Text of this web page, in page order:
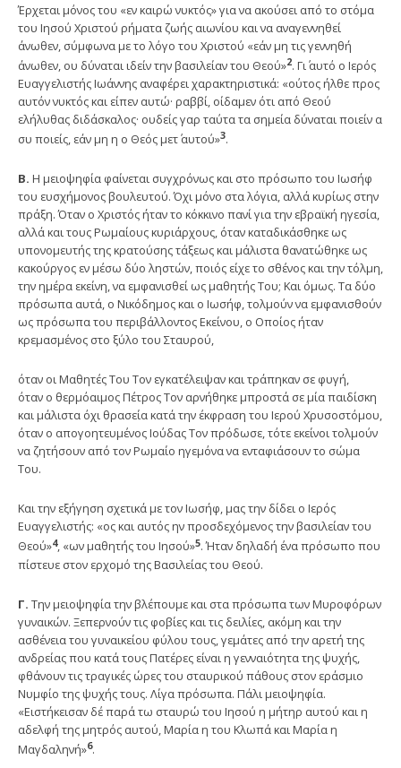
Έρχεται μόνος του «εν καιρώ νυκτός» για να ακούσει από το στόμα
του Ιησού Χριστού ρήματα ζωής αιωνίου και να αναγεννηθεί
άνωθεν, σύμφωνα με το λόγο του Χριστού «εάν μη τις γεννηθή
άνωθεν, ου δύναται ιδείν την βασιλείαν του Θεού»2. Γι΄ αυτό ο Ιερός
Ευαγγελιστής Ιωάννης αναφέρει χαρακτηριστικά: «ούτος ήλθε προς
αυτόν νυκτός και είπεν αυτώ· ραββί, οίδαμεν ότι από Θεού
ελήλυθας διδάσκαλος· ουδείς γαρ ταύτα τα σημεία δύναται ποιείν α
συ ποιείς, εάν μη η ο Θεός μετ΄ αυτού»3.
Β. Η μειοψηφία φαίνεται συγχρόνως και στο πρόσωπο του Ιωσήφ
του ευσχήμονος βουλευτού. Όχι μόνο στα λόγια, αλλά κυρίως στην
πράξη. Όταν ο Χριστός ήταν το κόκκινο πανί για την εβραϊκή ηγεσία,
αλλά και τους Ρωμαίους κυριάρχους, όταν καταδικάσθηκε ως
υπονομευτής της κρατούσης τάξεως και μάλιστα θανατώθηκε ως
κακούργος εν μέσω δύο ληστών, ποιός είχε το σθένος και την τόλμη,
την ημέρα εκείνη, να εμφανισθεί ως μαθητής Του; Και όμως. Τα δύο
πρόσωπα αυτά, ο Νικόδημος και ο Ιωσήφ, τολμούν να εμφανισθούν
ως πρόσωπα του περιβάλλοντος Εκείνου, ο Οποίος ήταν
κρεμασμένος στο ξύλο του Σταυρού,
όταν οι Μαθητές Του Τον εγκατέλειψαν και τράπηκαν σε φυγή,
όταν ο θερμόαιμος Πέτρος Τον αρνήθηκε μπροστά σε μία παιδίσκη
και μάλιστα όχι θρασεία κατά την έκφραση του Ιερού Χρυσοστόμου,
όταν ο απογοητευμένος Ιούδας Τον πρόδωσε, τότε εκείνοι τολμούν
να ζητήσουν από τον Ρωμαίο ηγεμόνα να ενταφιάσουν το σώμα
Του.
Και την εξήγηση σχετικά με τον Ιωσήφ, μας την δίδει ο Ιερός
Ευαγγελιστής: «ος και αυτός ην προσδεχόμενος την βασιλείαν του
Θεού»4, «ων μαθητής του Ιησού»5. Ήταν δηλαδή ένα πρόσωπο που
πίστευε στον ερχομό της Βασιλείας του Θεού.
Γ. Την μειοψηφία την βλέπουμε και στα πρόσωπα των Μυροφόρων
γυναικών. Ξεπερνούν τις φοβίες και τις δειλίες, ακόμη και την
ασθένεια του γυναικείου φύλου τους, γεμάτες από την αρετή της
ανδρείας που κατά τους Πατέρες είναι η γενναιότητα της ψυχής,
φθάνουν τις τραγικές ώρες του σταυρικού πάθους στον εράσμιο
Νυμφίο της ψυχής τους. Λίγα πρόσωπα. Πάλι μειοψηφία.
«Ειστήκεισαν δέ παρά τω σταυρώ του Ιησού η μήτηρ αυτού και η
αδελφή της μητρός αυτού, Μαρία η του Κλωπά και Μαρία η
Μαγδαληνή»6.